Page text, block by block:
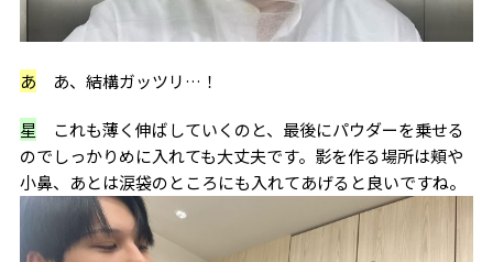
あ あ、結構ガッツリ…！
星 これも薄く伸ばしていくのと、最後にパウダーを乗せる
のでしっかりめに入れても大丈夫です。影を作る場所は頬や
小鼻、あとは涙袋のところにも入れてあげると良いですね。